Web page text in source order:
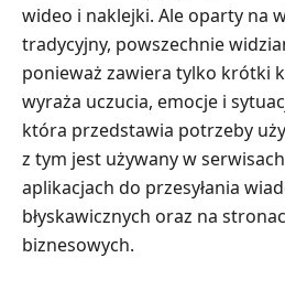
wideo i naklejki. Ale oparty na
tradycyjny, powszechnie
ponieważ zawiera tylko krótki
wyraża uczucia, emocje i
która przedstawia potrzeby
z tym jest używany w
aplikacjach do przesyłania
błyskawicznych oraz na
biznesowych.